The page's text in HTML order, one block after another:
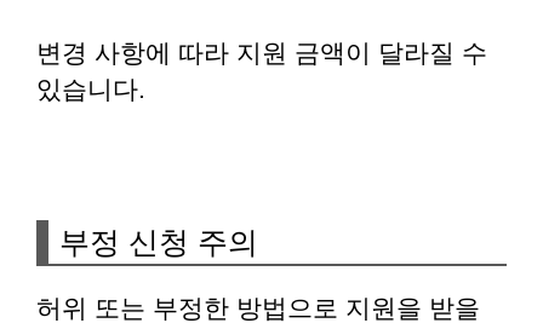
변경 사항에 따라 지원 금액이 달라질 수
있습니다.
부정 신청 주의
허위 또는 부정한 방법으로 지원을 받을